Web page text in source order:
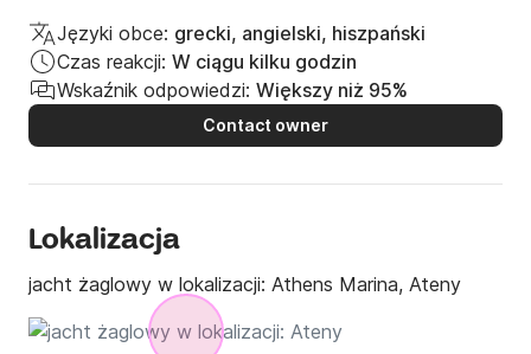
Języki obce: grecki, angielski, hiszpański
Czas reakcji: W ciągu kilku godzin
Wskaźnik odpowiedzi: Większy niż 95%
Contact owner
Lokalizacja
jacht żaglowy w lokalizacji: Athens Marina, Ateny